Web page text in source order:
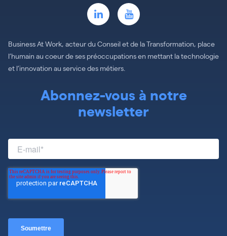
Business At Work, acteur du Conseil et de la Transformation, place
l’humain au coeur de ses préoccupations en mettant la technologie
et l’innovation au service des métiers.
Abonnez-vous à notre
newsletter